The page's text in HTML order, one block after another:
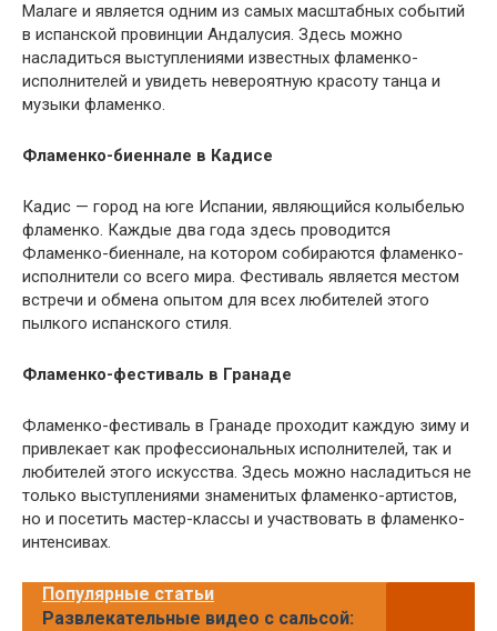
Малаге и является одним из самых масштабных событий
в испанской провинции Андалусия. Здесь можно
насладиться выступлениями известных фламенко-
исполнителей и увидеть невероятную красоту танца и
музыки фламенко.
Фламенко-биеннале в Кадисе
Кадис — город на юге Испании, являющийся колыбелью
фламенко. Каждые два года здесь проводится
Фламенко-биеннале, на котором собираются фламенко-
исполнители со всего мира. Фестиваль является местом
встречи и обмена опытом для всех любителей этого
пылкого испанского стиля.
Фламенко-фестиваль в Гранаде
Фламенко-фестиваль в Гранаде проходит каждую зиму и
привлекает как профессиональных исполнителей, так и
любителей этого искусства. Здесь можно насладиться не
только выступлениями знаменитых фламенко-артистов,
но и посетить мастер-классы и участвовать в фламенко-
интенсивах.
Популярные статьи
Развлекательные видео с сальсой: